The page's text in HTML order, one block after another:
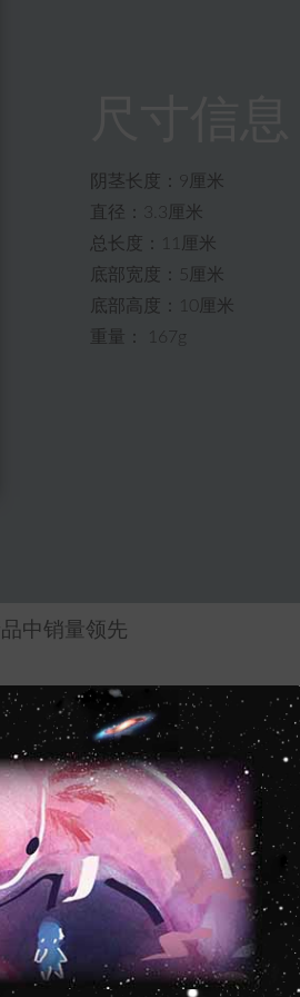
阴茎长度：9厘米
直径：3.3厘米
总长度：11厘米
底部宽度：5厘米
底部高度：10厘米
重量： 167g
中销量领先
质选择。